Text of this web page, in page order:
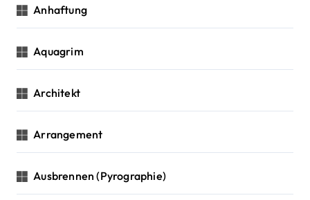
Anhaftung
Aquagrim
Architekt
Arrangement
Ausbrennen (Pyrographie)